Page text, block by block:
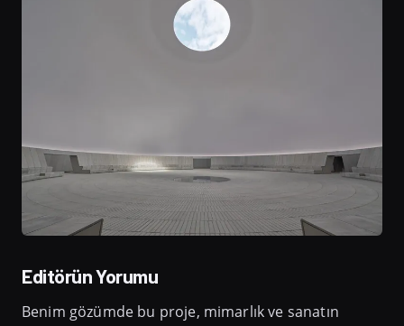
Editörün Yorumu
Benim gözümde bu proje, mimarlık ve sanatın